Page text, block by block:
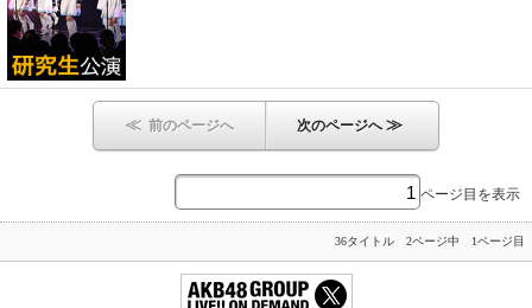
≪ 前のページへ 次のページへ≫
ページ目を表示
36タイトル 2ページ中 1ページ目